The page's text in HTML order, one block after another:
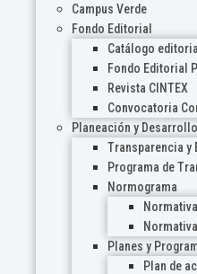
Campus Verde
Fondo Editorial
Catálogo editorial
Fondo Editorial
Revista CINTEX
Convocatoria
Planeación y
Transparencia y
Programa de
Normograma
Planes y
Plan de